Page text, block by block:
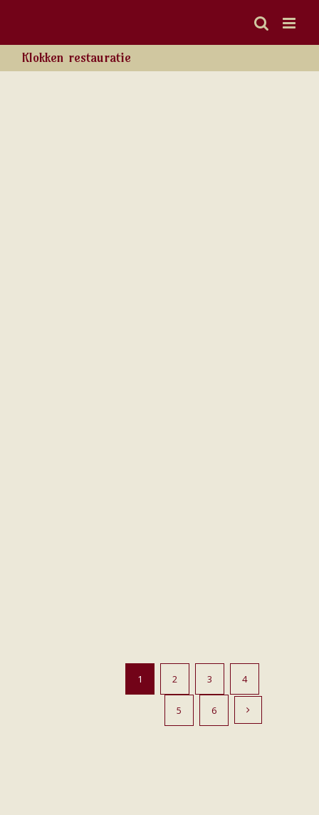
inhoudKlokken restauratie
1 2 3 4
5 6